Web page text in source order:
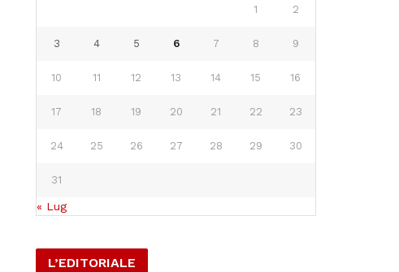
1 2
3 4 5 6 7 8 9
10 11 12 13 14 15 16
17 18 19 20 21 22 23
24 25 26 27 28 29 30
31
« Lug
L’EDITORIALE